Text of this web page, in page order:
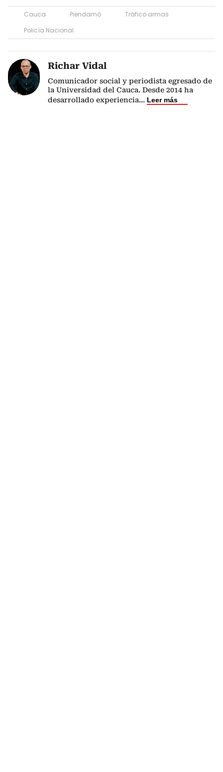
Cauca Piendamó
Tráfico armas
Policía Nacional
Richar Vidal
Comunicador social y periodista egresado de
la Universidad del Cauca. Desde 2014 ha
desarrollado experiencia... Leer más